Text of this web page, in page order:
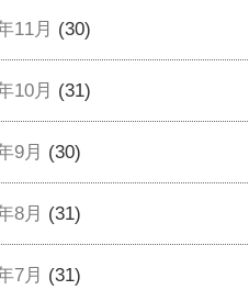
11月 (30)
10月 (31)
9月 (30)
8月 (31)
7月 (31)